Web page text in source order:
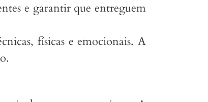
e garantir que entreguem
físicas e emocionais. A